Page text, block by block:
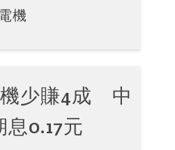
機
少賺4成 中
息0.17元